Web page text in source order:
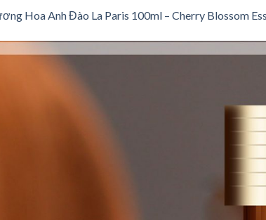
Hoa Anh Đào La Paris 100ml – Cherry Blossom